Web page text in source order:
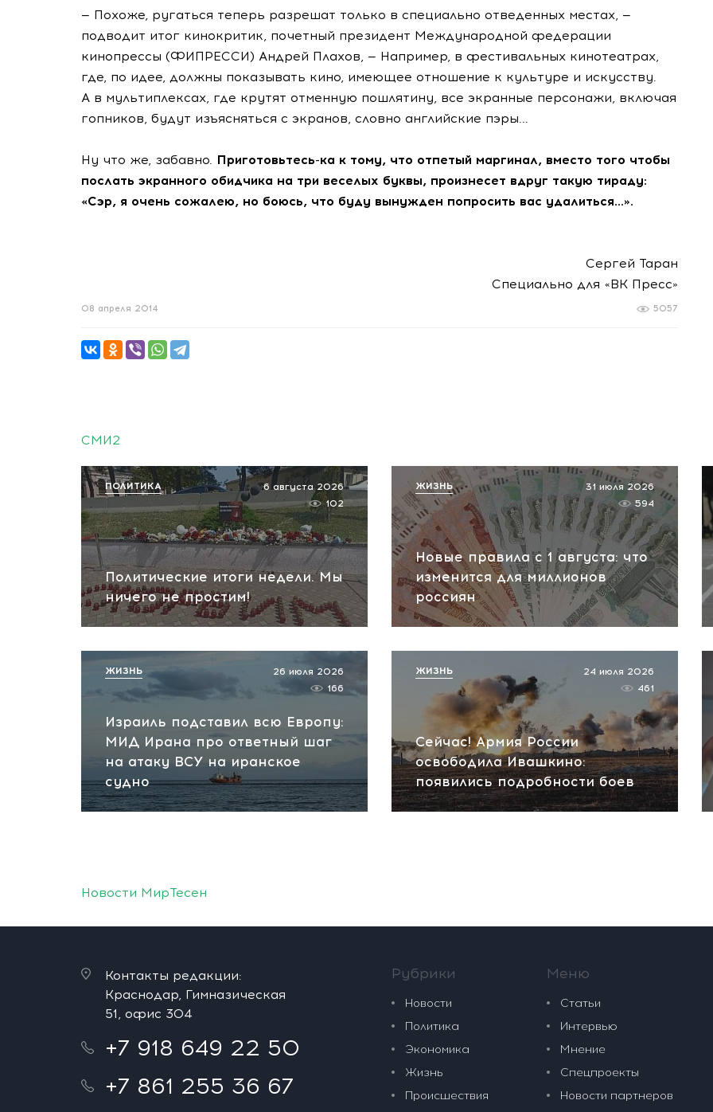
— Похоже, ругаться теперь разрешат только в специально отведенных местах, —
подводит итог кинокритик, почетный президент Международной федерации
кинопрессы (ФИПРЕССИ) Андрей Плахов, — Например, в фестивальных кинотеатрах,
где, по идее, должны показывать кино, имеющее отношение к культуре и искусству.
А в мультиплексах, где крутят отменную пошлятину, все экранные персонажи, включая
гопников, будут изъясняться с экранов, словно английские пэры...
Ну что же, забавно. Приготовьтесь-ка к тому, что отпетый маргинал, вместо того чтобы
послать экранного обидчика на три веселых буквы, произнесет вдруг такую тираду:
«Сэр, я очень сожалею, но боюсь, что буду вынужден попросить вас удалиться...».
Сергей Таран
Специально для «ВК Пресс»
5057
08 апреля 2014
СМИ2
Политические итоги недели. Мы
ничего не простим!
6 августа 2026
102
ПОЛИТИКА
Новые правила с 1 августа: что
изменится для миллионов
россиян
31 июля 2026
594
ЖИЗНЬ
Израиль подставил всю Европу:
МИД Ирана про ответный шаг
на атаку ВСУ на иранское
судно
26 июля 2026
166
ЖИЗНЬ
Сейчас! Армия России
освободила Ивашкино:
появились подробности боев
24 июля 2026
461
ЖИЗНЬ
Новости МирТесен
Контакты редакции:
Краснодар, Гимназическая
51, офис 304
+7 918 649 22 50
+7 861 255 36 67
Рубрики
Новости
Политика
Экономика
Жизнь
Происшествия
Меню
Статьи
Интервью
Мнение
Спецпроекты
Новости партнеров